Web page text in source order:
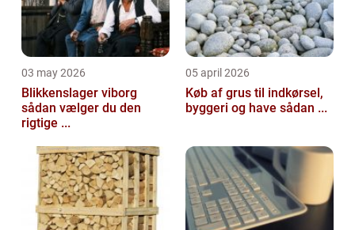
03 may 2026
Blikkenslager viborg
sådan vælger du den
rigtige ...
05 april 2026
Køb af grus til indkørsel,
byggeri og have sådan ...